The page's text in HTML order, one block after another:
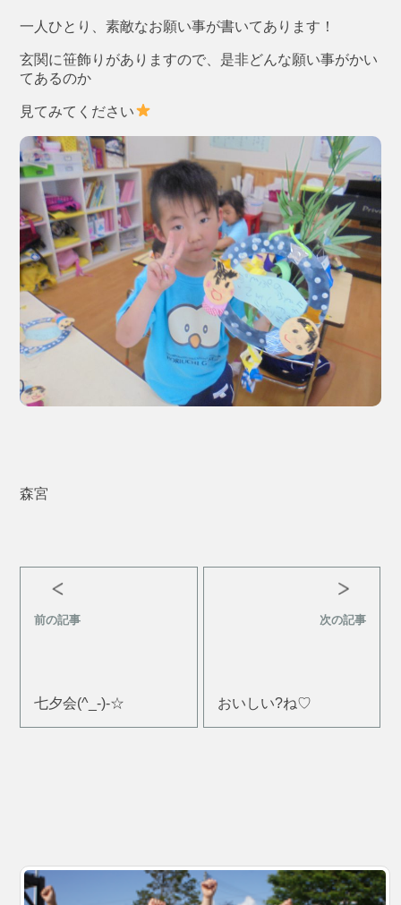
一人ひとり、素敵なお願い事が書いてあります！
玄関に笹飾りがありますので、是非どんな願い事がかい
てあるのか
見てみてください
森宮
前の記事
七夕会(^_-)-☆
次の記事
おいしい?ね♡